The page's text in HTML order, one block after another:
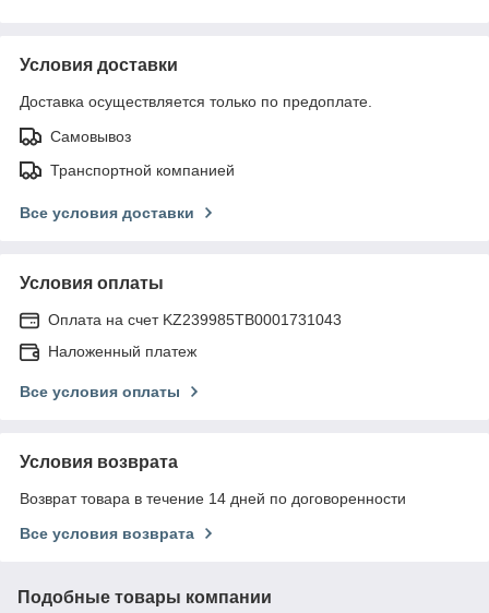
Условия доставки
Доставка осуществляется только по предоплате.
Самовывоз
Транспортной компанией
Все условия доставки
Условия оплаты
Оплата на счет KZ239985TB0001731043
Наложенный платеж
Все условия оплаты
Условия возврата
Возврат товара в течение 14 дней по договоренности
Все условия возврата
Подобные товары компании